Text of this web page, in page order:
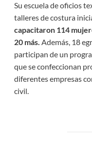
Su escuela de oficios
talleres de costura
capacitaron 114
20 más. Además, 18
participan de un
que se confeccionan
diferentes empresas
civil.